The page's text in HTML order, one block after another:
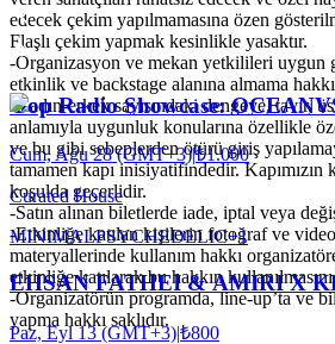
edecek çekim yapılmamasına özen
Flaşlı çekim yapmak kesinlikle yasaktır.
-Organizasyon ve mekan yetkilileri uygun
etkinlik ve backstage alanına almama
-Kadın-erkek sayısındaki dengeye, tavır,
anlamıyla uygunluk konularına özellikle
ve bu gibi sebeplerden ötürü giriş
tamamen kapı inisiyatifindedir. Kapımızın
koşulda geçerlidir.
-Satın alınan biletlerde iade, iptal veya
-Etkinliğe katılan kişilerin fotoğraf ve
materyallerinde kullanım hakkı
etkinliğe katılarak bu hakkın
-Organizatörün programda, line-up’ta ve
yapma hakkı saklıdır.
Gop Radio Showcase:
Cum, Ağu 28 (GMT+3)|₺1.000
Curated House
MINIMALPSYCHEDELIC+1
EHSAN FATHEI & AMIRI X
Paz, Eyl 13 (GMT+3)|₺800